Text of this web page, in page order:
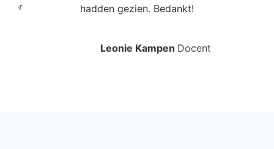
hadden gezien. Bedankt!
Leonie Kampen Docent